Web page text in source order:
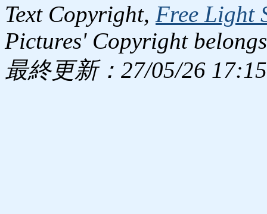
Text Copyright, Free Light
Pictures' Copyright
最終更新：27/05/26 17:15